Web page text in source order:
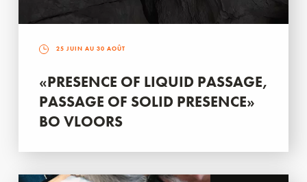
25 JUIN AU 30 AOÛT
«PRESENCE OF LIQUID PASSAGE,
PASSAGE OF SOLID PRESENCE»
BO VLOORS